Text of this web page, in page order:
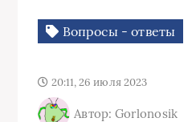
Вопросы - ответы
20:11, 26 июля 2023
Автор: Gorlonosik